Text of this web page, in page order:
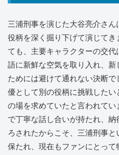
三浦刑事を演じた大谷亮介さ
役柄を深く掘り下げて演じて
ても、主要キャラクターの交
語に新鮮な空気を取り入れ、
ためには避けて通れない決断
優として別の役柄に挑戦した
の場を求めていたと言われて
で丁寧な話し合いが持たれ、
ろされたからこそ、三浦刑事
保たれ、現在もファンにとっ